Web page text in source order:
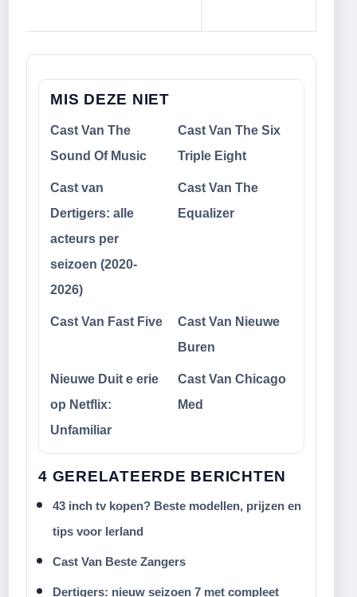
MIS DEZE NIET
Cast Van The
Sound Of Music
Cast Van The Six
Triple Eight
Cast van
Dertigers: alle
acteurs per
seizoen (2020-
2026)
Cast Van The
Equalizer
Cast Van Fast Five
Cast Van Nieuwe
Buren
Nieuwe Duit e erie
op Netflix:
Unfamiliar
Cast Van Chicago
Med
4 GERELATEERDE BERICHTEN
43 inch tv kopen? Beste modellen, prijzen en
tips voor Ierland
Cast Van Beste Zangers
Dertigers: nieuw seizoen 7 met compleet